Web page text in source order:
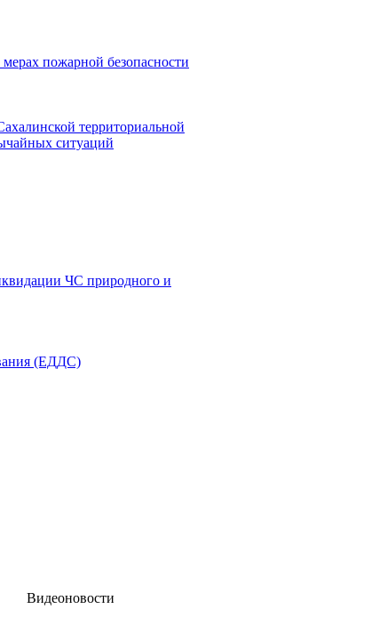
пожарной безопасности
территориальной
ситуаций
ЧС природного и
(ЕДДС)
Видеоновости